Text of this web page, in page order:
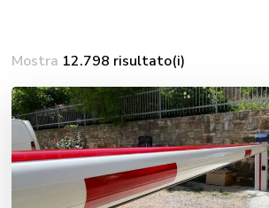
Mostra 12.798 risultato(i)